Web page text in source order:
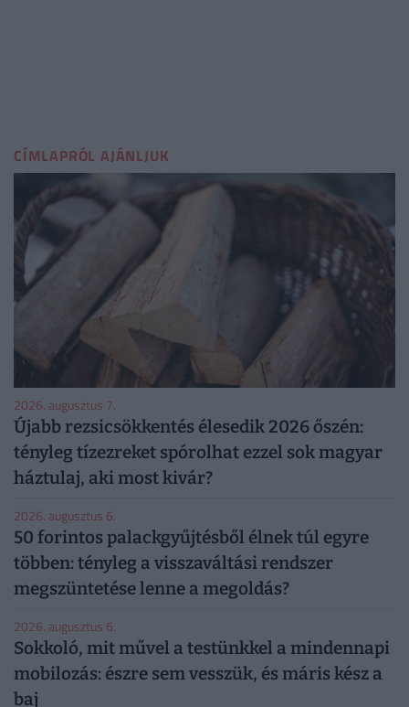
CÍMLAPRÓL AJÁNLJUK
2026. augusztus 7.
Újabb rezsicsökkentés élesedik 2026 őszén:
tényleg tízezreket spórolhat ezzel sok magyar
háztulaj, aki most kivár?
2026. augusztus 6.
50 forintos palackgyűjtésből élnek túl egyre
többen: tényleg a visszaváltási rendszer
megszüntetése lenne a megoldás?
2026. augusztus 6.
Sokkoló, mit művel a testünkkel a mindennapi
mobilozás: észre sem vesszük, és máris kész a
baj